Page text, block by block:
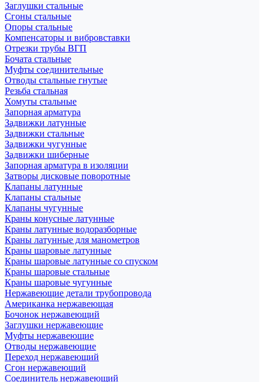
Заглушки стальные
Сгоны стальные
Опоры стальные
Компенсаторы и вибровставки
Отрезки трубы ВГП
Бочата стальные
Муфты соединительные
Отводы стальные гнутые
Резьба стальная
Хомуты стальные
Запорная арматура
Задвижки латунные
Задвижки стальные
Задвижки чугунные
Задвижки шиберные
Запорная арматура в изоляции
Затворы дисковые поворотные
Клапаны латунные
Клапаны стальные
Клапаны чугунные
Краны конусные латунные
Краны латунные водоразборные
Краны латунные для манометров
Краны шаровые латунные
Краны шаровые латунные со спуском
Краны шаровые стальные
Краны шаровые чугунные
Нержавеющие детали трубопровода
Американка нержавеющая
Бочонок нержавеющий
Заглушки нержавеющие
Муфты нержавеющие
Отводы нержавеющие
Переход нержавеющий
Сгон нержавеющий
Соединитель нержавеющий